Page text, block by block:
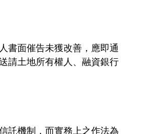
書面催告未獲改善，應即通
請土地所有權人、融資銀行
託機制，而實務上之作法為